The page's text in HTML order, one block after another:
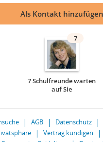
Als Kontakt hinzufügen
7
7 Schulfreunde warten
auf Sie
AGB Datenschutz
Vertrag kündigen